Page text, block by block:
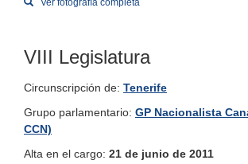
VIII Legislatura
Circunscripción de: Tenerife
Grupo parlamentario: GP Nacionalista
CCN)
Alta en el cargo: 21 de junio de 2011